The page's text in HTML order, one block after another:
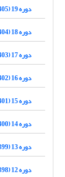
دوره 19 (1405)
دوره 18 (1404)
دوره 17 (1403)
دوره 16 (1402)
دوره 15 (1401)
دوره 14 (1400)
دوره 13 (1399)
دوره 12 (1398)